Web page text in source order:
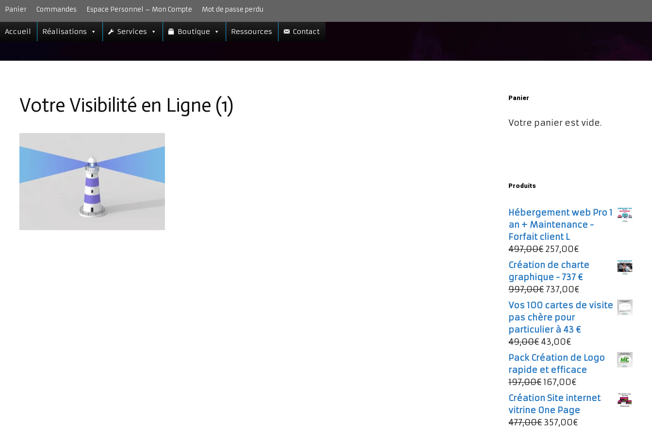
Aller
contenu
Panier Commandes Espace Personnel – Mon Compte Mot de passe perdu
Accueil Réalisations Services Boutique Ressources Contact
Votre Visibilité en Ligne (1) Panier
Votre panier est vide.
Produits
Hébergement web Pro 1
an + Maintenance -
Forfait client L
497,00€ Le
prix
initial
était :
497,00€.
257,00€Le
prix
actuel
est :
Création de charte
graphique - 737 €
997,00€ Le
prix
initial
était :
997,00€.
737,00€Le
prix
est :
Vos 100 cartes de visite
pas chère pour
particulier à 43 €
49,00€ Le
prix
initial
était :
49,00€.
43,00€Le
prix
actuel
est :
Pack Création de Logo
rapide et efficace
197,00€Le
prix
initial
était :
197,00€.
167,00€Le
prix
actuel
est :
Création Site internet
vitrine One Page
477,00€ Le
357,00€Le